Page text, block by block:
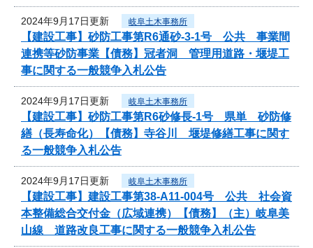
2024年9月17日更新 岐阜土木事務所
【建設工事】砂防工事第R6通砂-3-1号 公共 事業間
連携等砂防事業【債務】冠者洞 管理用道路・堰堤工
事に関する一般競争入札公告
2024年9月17日更新 岐阜土木事務所
【建設工事】砂防工事第R6砂修長-1号 県単 砂防修
繕（長寿命化）【債務】寺谷川 堰堤修繕工事に関す
る一般競争入札公告
2024年9月17日更新 岐阜土木事務所
【建設工事】建設工事第38-A11-004号 公共 社会資
本整備総合交付金（広域連携）【債務】（主）岐阜美
山線 道路改良工事に関する一般競争入札公告